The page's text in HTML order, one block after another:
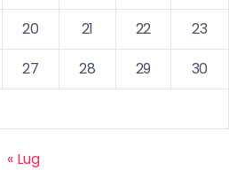
20 21 22
23
27 28 29
30
« Lug